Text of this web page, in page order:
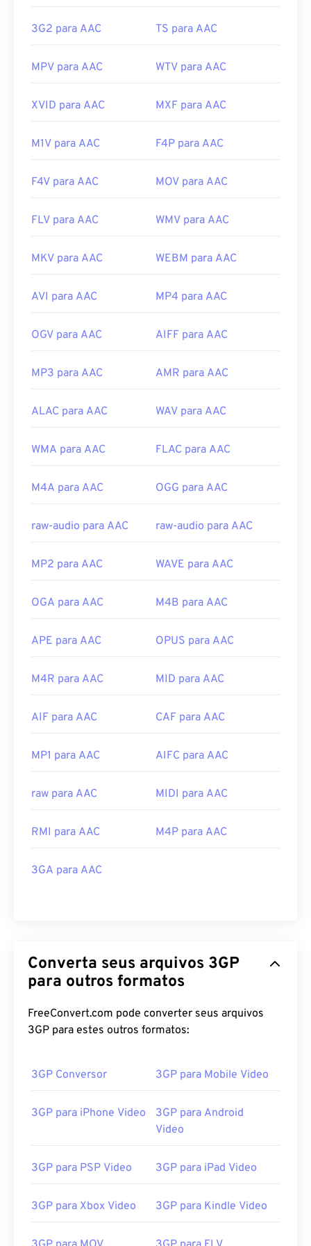
https://www.3gpp.org/
Lançamento inicial:
https://en.wikipedia.org/wiki/Advanced_Audio_Coding
https://www.iso.org/standard/43345.html?
3G2 para AAC TS para AAC
MPV para AAC WTV para AAC
XVID para AAC MXF para AAC
M1V para AAC F4P para AAC
F4V para AAC MOV para AAC
FLV para AAC WMV para AAC
MKV para AAC WEBM para AAC
AVI para AAC MP4 para AAC
OGV para AAC AIFF para AAC
MP3 para AAC AMR para AAC
ALAC para AAC WAV para AAC
WMA para AAC FLAC para AAC
M4A para AAC OGG para AAC
raw-audio para AAC raw-audio para AAC
MP2 para AAC WAVE para AAC
OGA para AAC M4B para AAC
APE para AAC OPUS para AAC
M4R para AAC MID para AAC
AIF para AAC CAF para AAC
MP1 para AAC AIFC para AAC
raw para AAC MIDI para AAC
RMI para AAC M4P para AAC
3GA para AAC
Converta seus arquivos 3GP
para outros formatos
FreeConvert.com pode converter seus arquivos
3GP para estes outros formatos:
3GP Conversor 3GP para Mobile Video
3GP para iPhone Video
3GP para Android
Video
3GP para PSP Video 3GP para iPad Video
3GP para Xbox Video 3GP para Kindle Video